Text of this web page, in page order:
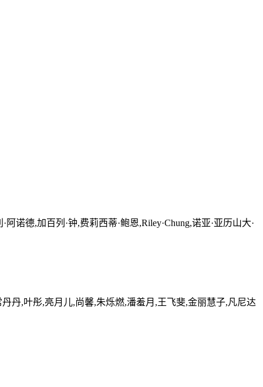
诺德,加百列·钟,费莉西蒂·鲍恩,Riley·Chung,诺亚·亚历山大·
丹,叶彤,亮月儿,尚馨,朱烁燃,潘羞月,王飞斐,金丽慧子,凡尼达